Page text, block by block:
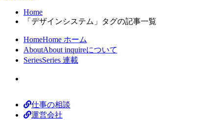
Home
「デザインシステム」タグの記事一覧
HomeHome ホーム
AboutAbout inquireについて
SeriesSeries 連載
仕事の相談
運営会社